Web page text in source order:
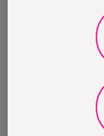
mundo, utilizan
propósito es romper
consumidores,
general. Vendemos
principales marcas
como Actimove,
Lotus, Modibodi,
2024, Essity tuvo
euros y empleó a
ubicada en
Más información en